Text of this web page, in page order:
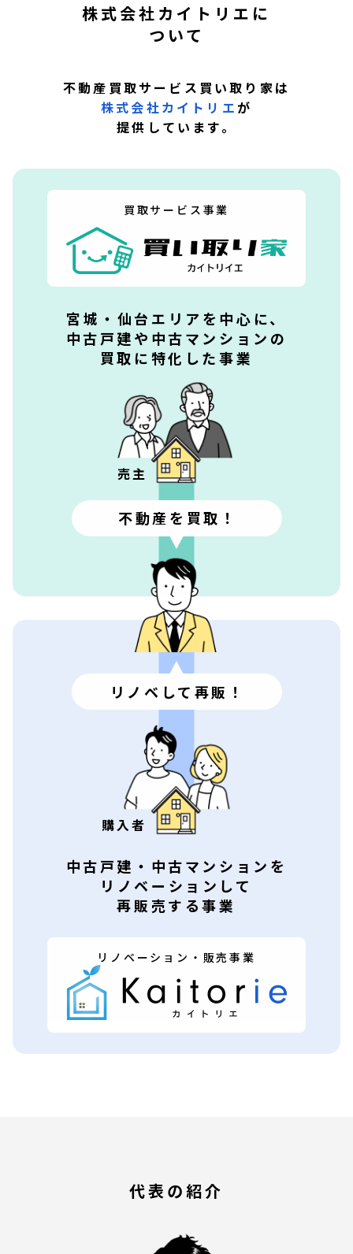
株式会社カイトリエに
ついて
不動産買取サービス買い取り家は
株式会社カイトリエ が
提供しています。
買取サービス事業
宮城・仙台エリアを中心に、
中古戸建や中古マンションの
買取に特化した事業
売主
不動産を 買取！
リノベして 再販！
リノベーション・販売事業
中古戸建・中古マンションを
リノベーションして
再販売する事業
購入者
代表の紹介